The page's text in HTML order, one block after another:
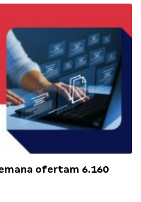
ofertam 6.160